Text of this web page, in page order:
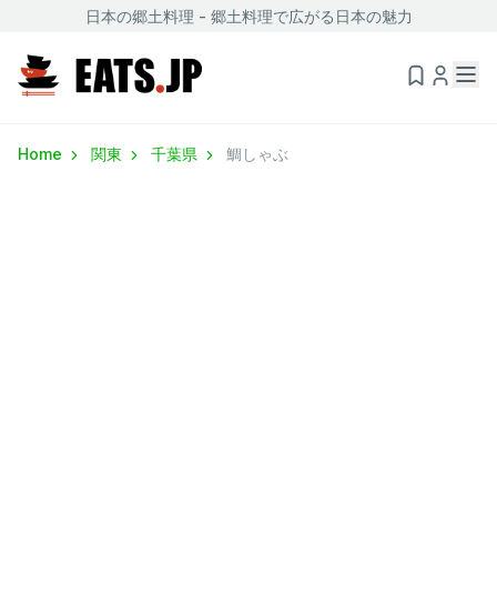
日本の郷土料理 - 郷土料理で広がる日本の魅力
Home 関東 千葉県 鯛しゃぶ